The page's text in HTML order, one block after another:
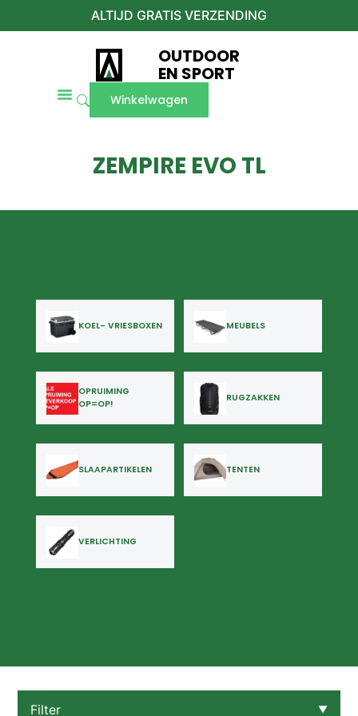
ALTIJD GRATIS VERZENDING
OUTDOOR
EN SPORT
Winkelwagen
ZEMPIRE EVO TL
KOEL- VRIESBOXEN MEUBELS
OPRUIMING
OP=OP!
RUGZAKKEN
SLAAPARTIKELEN TENTEN
VERLICHTING
Filter ▼